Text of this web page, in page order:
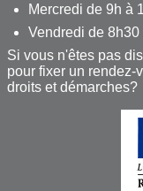
Mercredi de 9h à
Vendredi de
Si vous n'êtes pas
pour fixer un rendez-
droits et démarches?